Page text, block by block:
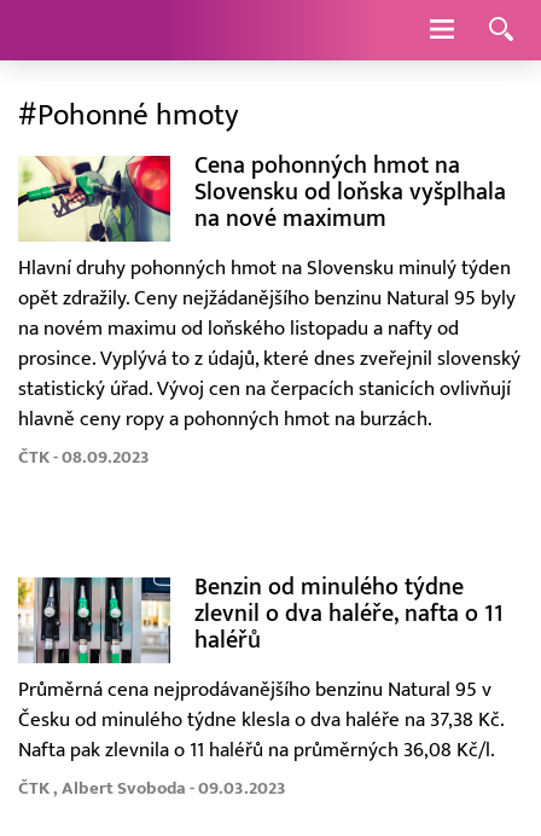
Navigace
#Pohonné hmoty
Cena pohonných hmot na
Slovensku od loňska vyšplhala
na nové maximum
Hlavní druhy pohonných hmot na Slovensku minulý týden
opět zdražily. Ceny nejžádanějšího benzinu Natural 95 byly
na novém maximu od loňského listopadu a nafty od
prosince. Vyplývá to z údajů, které dnes zveřejnil slovenský
statistický úřad. Vývoj cen na čerpacích stanicích ovlivňují
hlavně ceny ropy a pohonných hmot na burzách.
ČTK - 08.09.2023
Benzin od minulého týdne
zlevnil o dva haléře, nafta o 11
haléřů
Průměrná cena nejprodávanějšího benzinu Natural 95 v
Česku od minulého týdne klesla o dva haléře na 37,38 Kč.
Nafta pak zlevnila o 11 haléřů na průměrných 36,08 Kč/l.
ČTK , Albert Svoboda - 09.03.2023